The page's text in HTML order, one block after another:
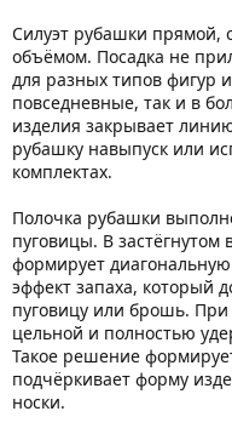
Силуэт рубашки прямой,
объёмом. Посадка не
для разных типов фигур
повседневные, так и в
изделия закрывает
рубашку навыпуск или
комплектах.
Полочка рубашки
пуговицы. В
формирует
эффект запаха, который
пуговицу или брошь. При
цельной и полностью
Такое решение
подчёркивает форму
носки.